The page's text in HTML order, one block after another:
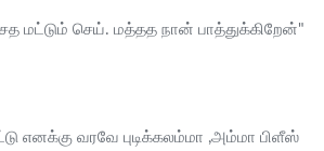
மட்டும் செய். மத்தத நான் பாத்துக்கிறேன்"
எனக்கு வரவே புடிக்கலம்மா ,அம்மா பிளீஸ்